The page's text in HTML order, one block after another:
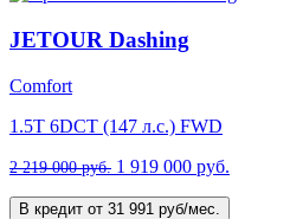
JETOUR Dashing
Comfort
1.5T 6DCT (147 л.с.) FWD
2 219 000 руб. 1 919 000 руб.
В кредит от 31 991 руб/мес.